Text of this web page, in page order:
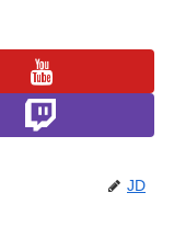
JD